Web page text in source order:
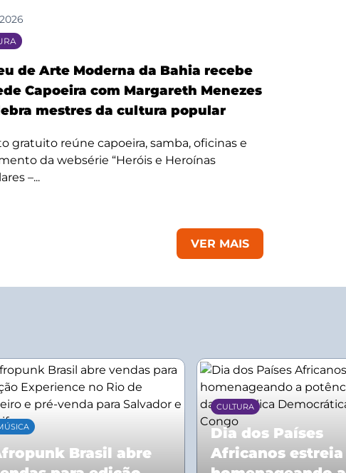
de Arte Moderna da Bahia recebe
Capoeira com Margareth Menezes
mestres da cultura popular
gratuito reúne capoeira, samba, oficinas e
da websérie “Heróis e Heroínas
–...
VER MAIS
Brasil abre
CULTURA
Dia dos Países
Africanos estreia